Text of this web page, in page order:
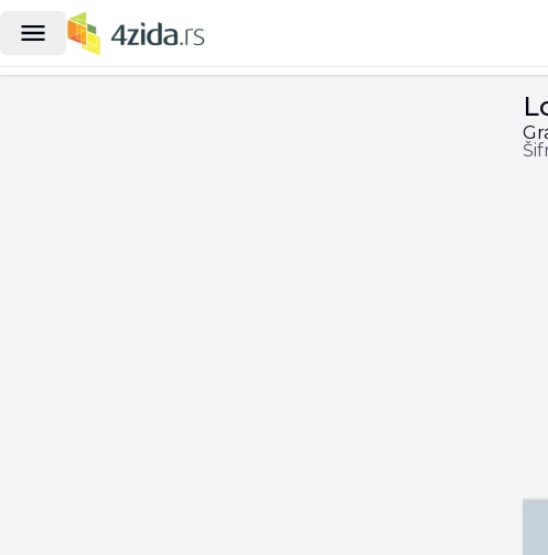
| Lokal za izdavanje, Gradske lokacije,